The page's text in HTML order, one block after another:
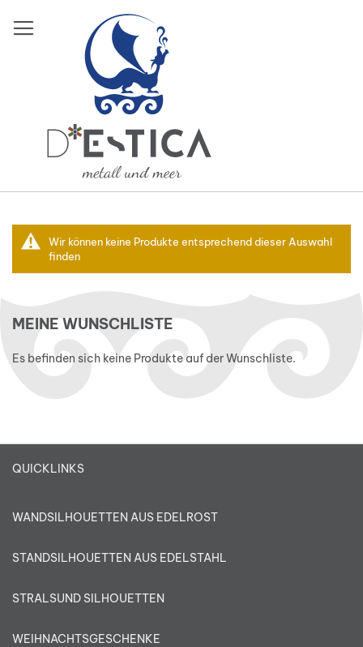
zum
Inhalt
Mein Warenkorb
Gutscheine
Wir können keine Produkte entsprechend dieser Auswahl
finden
MEINE WUNSCHLISTE
Es befinden sich keine Produkte auf der Wunschliste.
QUICKLINKS
WANDSILHOUETTEN AUS EDELROST
STANDSILHOUETTEN AUS EDELSTAHL
STRALSUND SILHOUETTEN
WEIHNACHTSGESCHENKE